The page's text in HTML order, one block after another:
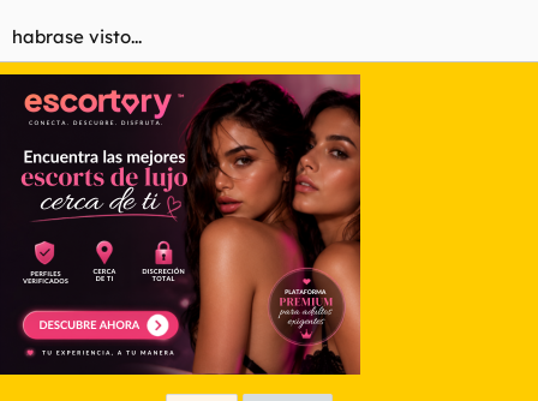
habrase visto...